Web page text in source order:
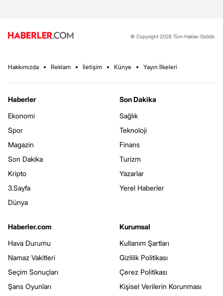
© Copyright 2026 Tüm Hakları Gizlidir.
Hakkımızda Reklam İletişim Künye Yayın İlkeleri
Haberler
Ekonomi
Spor
Magazin
Son Dakika
Kripto
3.Sayfa
Dünya
Son Dakika
Sağlık
Teknoloji
Finans
Turizm
Yazarlar
Yerel Haberler
Haberler.com
Hava Durumu
Namaz Vakitleri
Seçim Sonuçları
Şans Oyunları
Kurumsal
Kullanım Şartları
Gizlilik Politikası
Çerez Politikası
Kişisel Verilerin Korunması